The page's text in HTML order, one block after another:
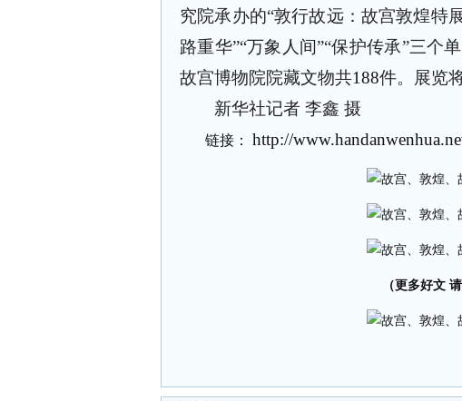
究院承办的“敦行故远：故宫敦煌特
路重华”“万象人间”“保护传承”三个
故宫博物院院藏文物共188件。展览
新华社记者 李鑫 摄
链接： http://
（更多好文